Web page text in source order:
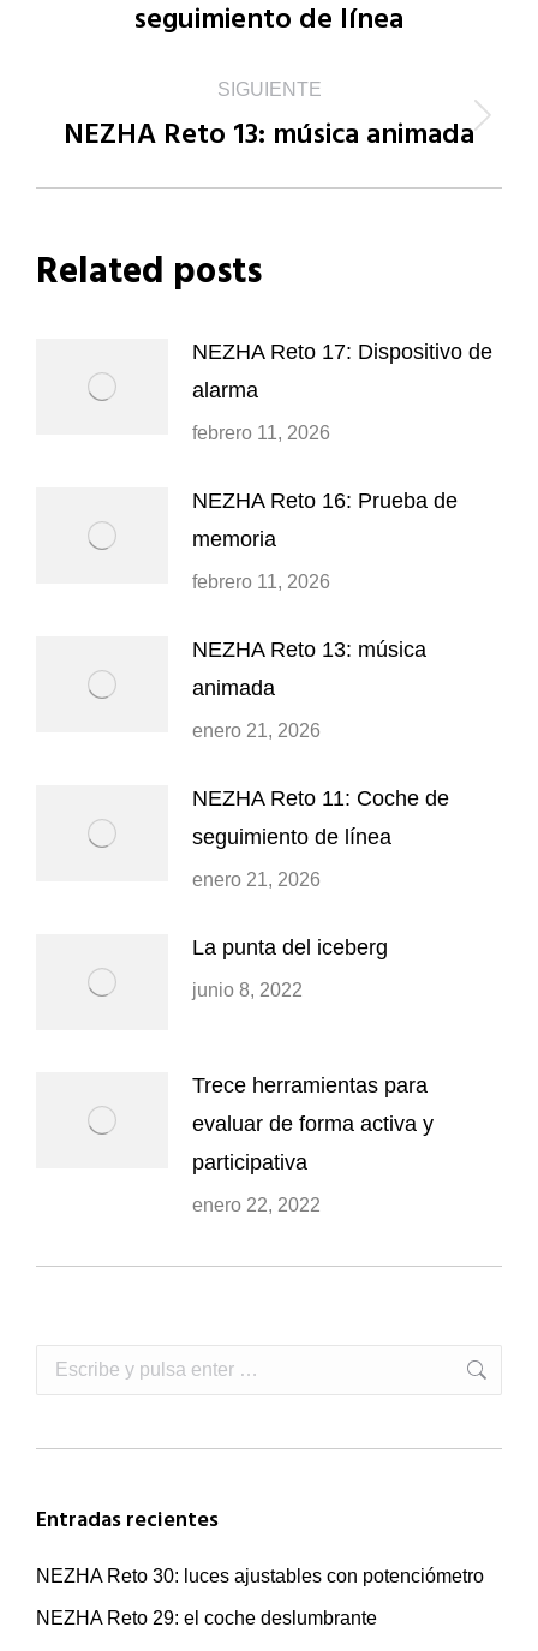
publicacionesanterior:
seguimiento de línea
SIGUIENTE
Publicación
NEZHA Reto 13: música animada
Related posts
NEZHA Reto 17: Dispositivo de
alarma
febrero 11, 2026
NEZHA Reto 16: Prueba de
memoria
febrero 11, 2026
NEZHA Reto 13: música
animada
enero 21, 2026
NEZHA Reto 11: Coche de
seguimiento de línea
enero 21, 2026
La punta del iceberg
junio 8, 2022
Trece herramientas para
evaluar de forma activa y
participativa
enero 22, 2022
Buscar:
Entradas recientes
NEZHA Reto 30: luces ajustables con potenciómetro
NEZHA Reto 29: el coche deslumbrante